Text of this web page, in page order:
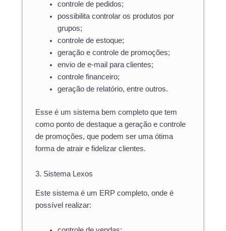
controle de pedidos;
possibilita controlar os produtos por
grupos;
controle de estoque;
geração e controle de promoções;
envio de e-mail para clientes;
controle financeiro;
geração de relatório, entre outros.
Esse é um sistema bem completo que tem
como ponto de destaque a geração e controle
de promoções, que podem ser uma ótima
forma de atrair e fidelizar clientes.
3. Sistema Lexos
Este sistema é um ERP completo, onde é
possível realizar: